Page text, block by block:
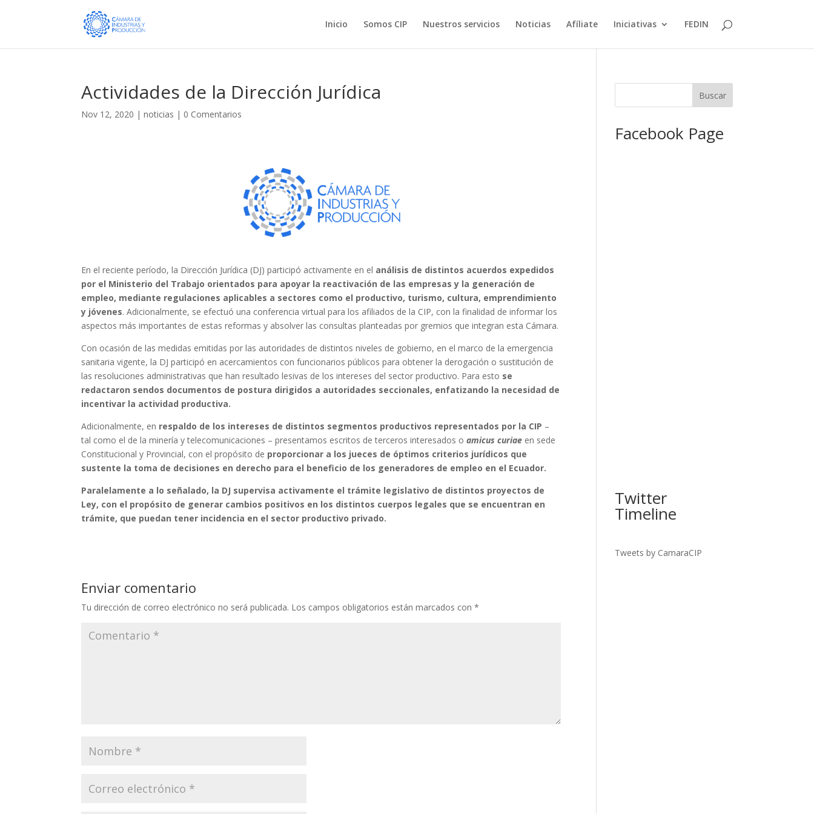
Inicio Somos CIP Nuestros servicios Noticias Afíliate Iniciativas FEDIN
Actividades de la Dirección Jurídica
Nov 12, 2020 |noticias | 0 Comentarios
En el reciente período, la Dirección Jurídica (DJ) participó activamente en el análisis de distintos acuerdos expedidos
por el Ministerio del Trabajo orientados para apoyar la reactivación de las empresas y la generación de
empleo, mediante regulaciones aplicables a sectores como el productivo, turismo, cultura, emprendimiento
y jóvenes. Adicionalmente, se efectuó una conferencia virtual para los afiliados de la CIP, con la finalidad de informar los
aspectos más importantes de estas reformas y absolver las consultas planteadas por gremios que integran esta Cámara.
Con ocasión de las medidas emitidas por las autoridades de distintos niveles de gobierno, en el marco de la emergencia
sanitaria vigente, la DJ participó en acercamientos con funcionarios públicos para obtener la derogación o sustitución de
las resoluciones administrativas que han resultado lesivas de los intereses del sector productivo. Para esto se
redactaron sendos documentos de postura dirigidos a autoridades seccionales, enfatizando la necesidad de
incentivar la actividad productiva.
Adicionalmente, en respaldo de los intereses de distintos segmentos productivos representados por la CIP –
tal como el de la minería y telecomunicaciones – presentamos escritos de terceros interesados oamicus curiae en sede
Constitucional y Provincial, con el propósito de proporcionar a los jueces de óptimos criterios jurídicos que
sustente la toma de decisiones en derecho para el beneficio de los generadores de empleo en el Ecuador.
Paralelamente a lo señalado, la DJ supervisa activamente el trámite legislativo de distintos proyectos de
Ley, con el propósito de generar cambios positivos en los distintos cuerpos legales que se encuentran en
trámite, que puedan tener incidencia en el sector productivo privado.
Enviar comentario
Tu dirección de correo electrónico no será publicada. Los campos obligatorios están marcados con*
Facebook Page
Twitter
Timeline
Tweets by CamaraCIP